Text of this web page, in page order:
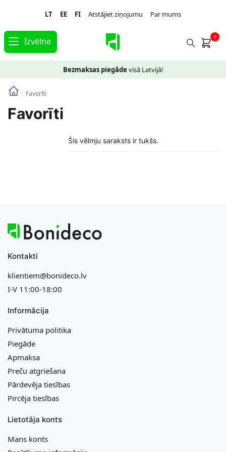
navigation
content
LT EE FI Atstājiet ziņojumu Par mums
Izvēlne 0
Bezmaksas piegāde visā Latvijā!
/ Favorīti
Favorīti
Šis vēlmju saraksts ir tukšs.
Kontakti
klientiem@bonideco.lv
I-V 11:00-18:00
Informācija
Privātuma politika
Piegāde
Apmaksa
Preču atgriešana
Pārdevēja tiesības
Pircēja tiesības
Lietotāja konts
Mans konts